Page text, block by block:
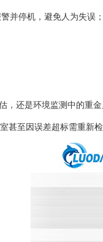
并停机，避免人为失
还是环境监测中的重
甚至因误差超标需重新